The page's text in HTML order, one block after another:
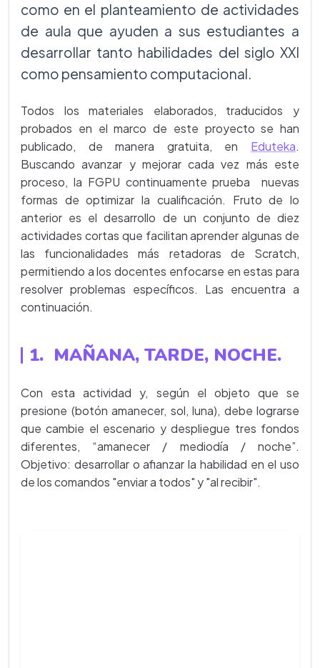
como en el planteamiento de actividades
de aula que ayuden a sus estudiantes a
desarrollar tanto habilidades del siglo XXI
como pensamiento computacional.
Todos los materiales elaborados, traducidos y
probados en el marco de este proyecto se han
publicado, de manera gratuita, en Eduteka.
Buscando avanzar y mejorar cada vez más este
proceso, la FGPU continuamente prueba nuevas
formas de optimizar la cualificación. Fruto de lo
anterior es el desarrollo de un conjunto de diez
actividades cortas que facilitan aprender algunas de
las funcionalidades más retadoras de Scratch,
permitiendo a los docentes enfocarse en estas para
resolver problemas específicos. Las encuentra a
continuación.
1. MAÑANA, TARDE, NOCHE.
Con esta actividad y, según el objeto que se
presione (botón amanecer, sol, luna), debe lograrse
que cambie el escenario y despliegue tres fondos
diferentes, “amanecer / mediodía / noche”.
Objetivo: desarrollar o afianzar la habilidad en el uso
de los comandos "enviar a todos" y "al recibir".